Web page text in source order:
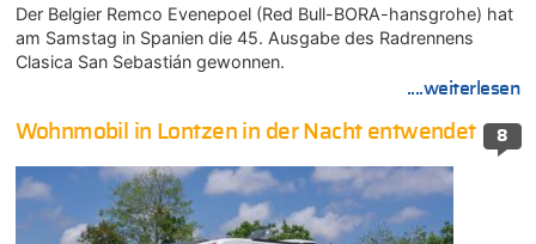
Der Belgier Remco Evenepoel (Red Bull-BORA-hansgrohe) hat
am Samstag in Spanien die 45. Ausgabe des Radrennens
Clasica San Sebastián gewonnen.
....weiterlesen
8
Wohnmobil in Lontzen in der Nacht entwendet